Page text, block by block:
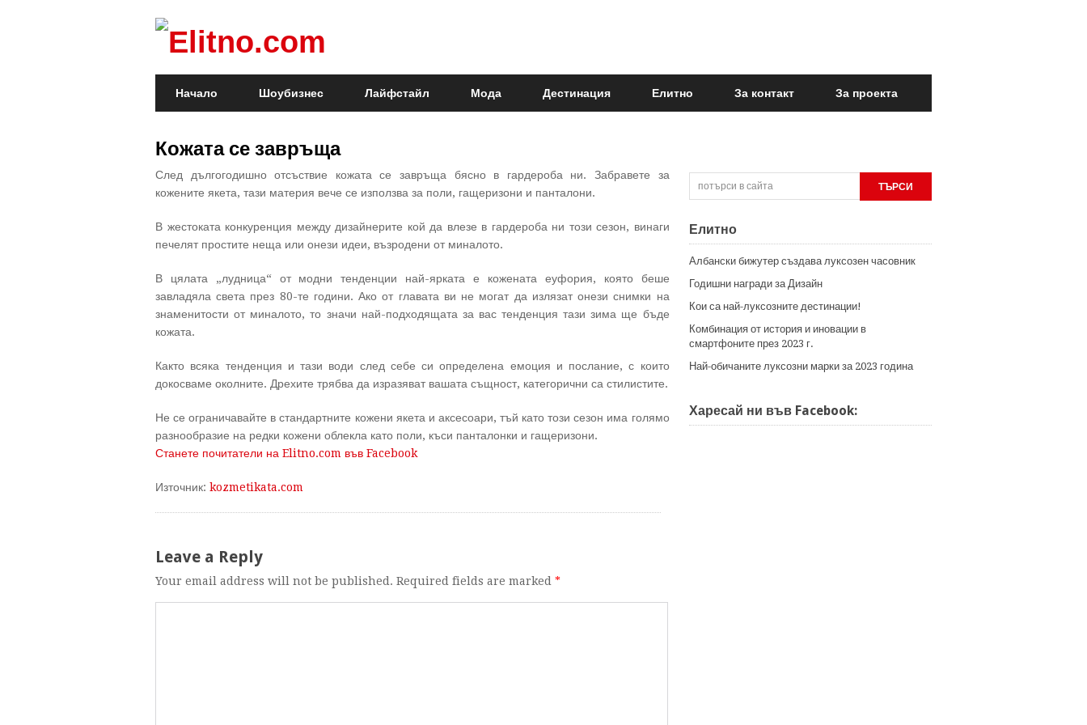
Начало Шоубизнес Лайфстайл Мода Дестинация Елитно За контакт За проекта
Кожата се завръща
След дългогодишно отсъствие кожата се завръща бясно в гардероба ни. Забравете за
кожените якета, тази материя вече се използва за поли, гащеризони и панталони.
В жестоката конкуренция между дизайнерите кой да влезе в гардероба ни този сезон, винаги
печелят простите неща или онези идеи, възродени от миналото.
В цялата „лудница“ от модни тенденции най-ярката е кожената еуфория, която беше
завладяла света през 80-те години. Ако от главата ви не могат да излязат онези снимки на
знаменитости от миналото, то значи най-подходящата за вас тенденция тази зима ще бъде
кожата.
Както всяка тенденция и тази води след себе си определена емоция и послание, с които
докосваме околните. Дрехите трябва да изразяват вашата същност, категорични са стилистите.
Не се ограничавайте в стандартните кожени якета и аксесоари, тъй като този сезон има голямо
разнообразие на редки кожени облекла като поли, къси панталонки и гащеризони.
Станете почитатели на Elitno.com във Facebook
Източник: kozmetikata.com
Leave a Reply
Your email address will not be published. Required fields are marked *
Елитно
Албански бижутер създава луксозен часовник
Годишни награди за Дизайн
Кои са най-луксозните дестинации!
Комбинация от история и иновации в
смартфоните през 2023 г.
Най-обичаните луксозни марки за 2023 година
Харесай ни във Facebook: